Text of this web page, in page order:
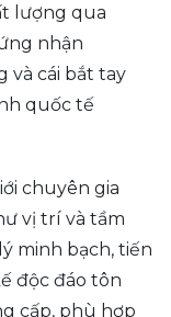
lượng qua
nhận
và cái bắt tay
quốc tế
chuyên gia
vị trí và tầm
minh bạch, tiến
độc đáo tôn
cấp, phù hợp